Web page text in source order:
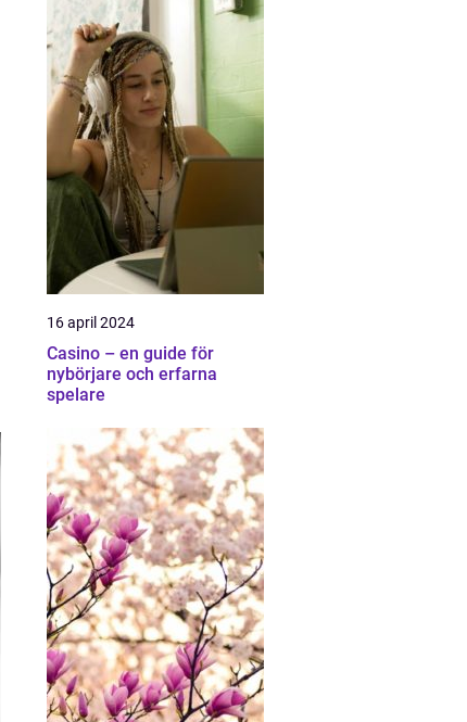
16 april 2024
Casino – en guide för
nybörjare och erfarna
spelare